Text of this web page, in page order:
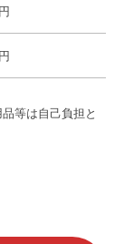
等は自己負担と